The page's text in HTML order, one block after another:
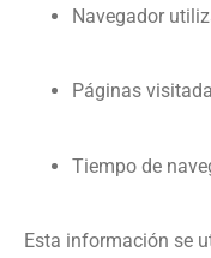
Navegador
Páginas
Tiempo de
Esta información se